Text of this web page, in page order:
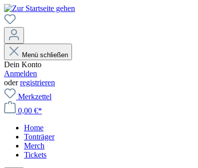
Menü schließen
Dein Konto
Anmelden
oderregistrieren
Merkzettel
0,00 €*
Home
Tonträger
Merch
Tickets